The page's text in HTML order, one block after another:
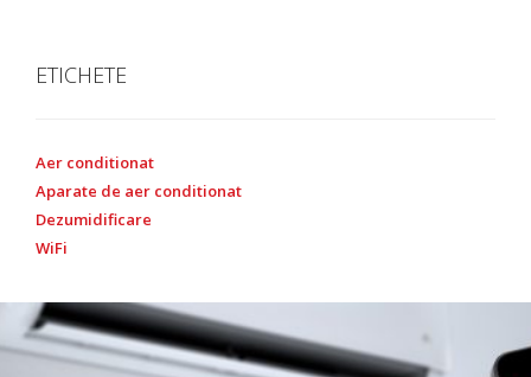
ETICHETE
Aer conditionat
Aparate de aer conditionat
Dezumidificare
WiFi